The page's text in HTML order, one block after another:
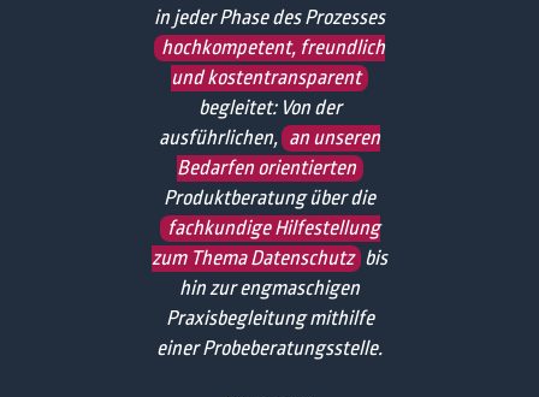
in jeder Phase des Prozesses
hochkompetent, freundlich
und kostentransparent
begleitet: Von der
ausführlichen, an unseren
Bedarfen orientierten
Produktberatung über die
fachkundige Hilfestellung
zum Thema Datenschutz bis
hin zur engmaschigen
Praxisbegleitung mithilfe
einer Probeberatungsstelle.